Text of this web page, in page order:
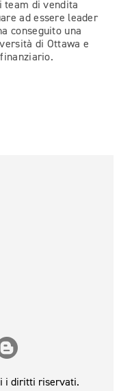
team di vendita
ad essere leader
conseguito una
di Ottawa e
i diritti riservati.